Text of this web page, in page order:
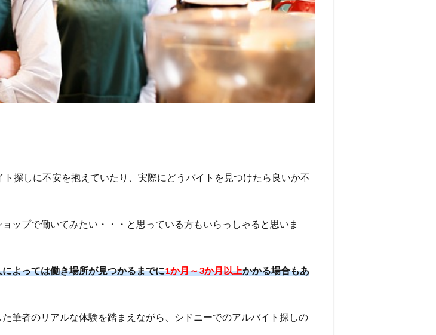
探しに不安を抱えていたり、実際にどうバイトを見つけたら良いか不
ップで働いてみたい・・・と思っている方もいらっしゃると思いま
によっては働き場所が見つかるまでに1か月～3か月以上かかる場合もあ
筆者のリアルな体験を踏まえながら、シドニーでのアルバイト探しの